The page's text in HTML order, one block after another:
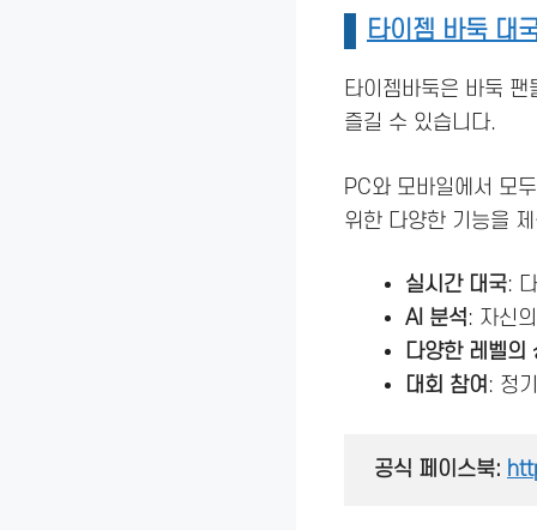
타이젬 바둑 대
타이젬바둑은 바둑
즐길 수 있습니다.
PC와 모바일에서 모
위한 다양한 기능을
실시간 대국:
AI 분석: 자신
다양한 레벨의
대회 참여 : 정
공식 페이스북: